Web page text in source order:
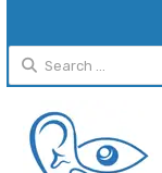
Search
for: